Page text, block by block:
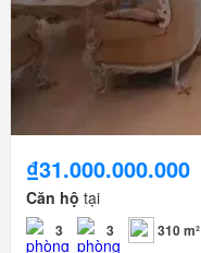
₫31.000.000.000
Căn hộ tại
3 3 310 m²